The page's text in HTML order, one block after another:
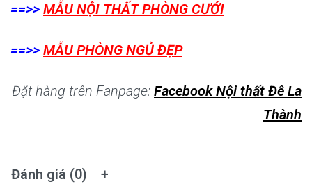
==>> MẪU NỘI THẤT PHÒNG CƯỚI
==>> MẪU PHÒNG NGỦ ĐẸP
Đặt hàng trên Fanpage: Facebook Nội thất Đê La
Thành
Đánh giá (0)